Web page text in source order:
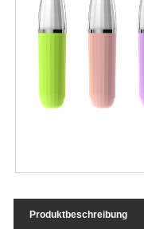
Produktbeschreibung